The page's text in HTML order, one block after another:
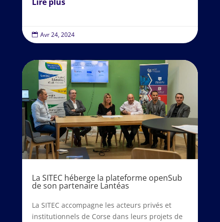
Lire plus
 Avr 24, 2024
La SITEC héberge la plateforme openSub
de son partenaire Lantéas
La SITEC accompagne les acteurs privés et
institutionnels de Corse dans leurs projets de